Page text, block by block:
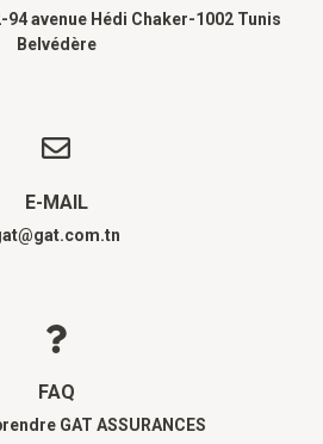
94 avenue Hédi Chaker-1002 Tunis
Belvédère
E-MAIL
FAQ
GAT ASSURANCES